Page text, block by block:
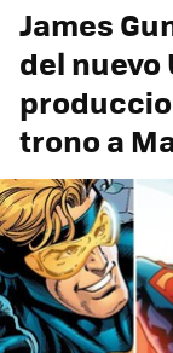
James
del nuevo
trono a